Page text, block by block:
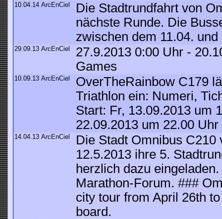
10.04.14 ArcEnCiel
Die Stadtrundfahrt von
nächste Runde. Die
zwischen dem 11.04.
29.09.13 ArcEnCiel
27.9.2013 0:00 Uhr -
Games
10.09.13 ArcEnCiel
OverTheRainbow C179
Triathlon ein: Numeri,
Start: Fr, 13.09.2013 um
22.09.2013 um 22.00 Uhr
14.04.13 ArcEnCiel
Die Stadt Omnibus
12.5.2013 ihre 5.
herzlich dazu
Marathon-Forum. ###
city tour from April 26th
board.